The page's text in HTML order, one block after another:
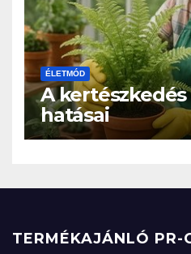
ÉLETMÓD
A
hatásai
TERMÉKAJÁNLÓ PR-